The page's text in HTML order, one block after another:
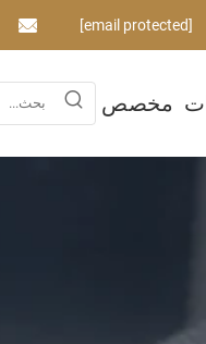
[email protected]
مخصص